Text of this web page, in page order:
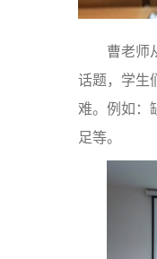
曹老师
话题，学生
难。例如：
足等。